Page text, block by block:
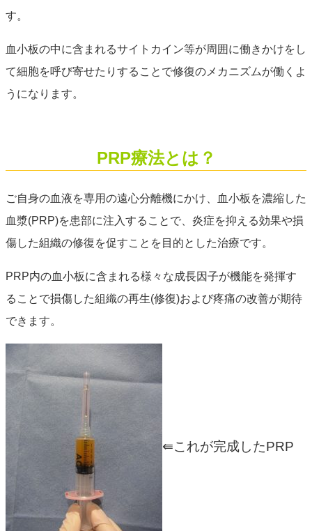
す。
血小板の中に含まれるサイトカイン等が周囲に働きかけをし
て細胞を呼び寄せたりすることで修復のメカニズムが働くよ
うになります。
PRP療法とは？
ご自身の血液を専用の遠心分離機にかけ、血小板を濃縮した
血漿(PRP)を患部に注入することで、炎症を抑える効果や損
傷した組織の修復を促すことを目的とした治療です。
PRP内の血小板に含まれる様々な成長因子が機能を発揮す
ることで損傷した組織の再生(修復)および疼痛の改善が期待
できます。
⇚これが完成したPRP